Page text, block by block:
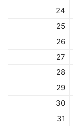
24
25
26
27
28
29
30
31